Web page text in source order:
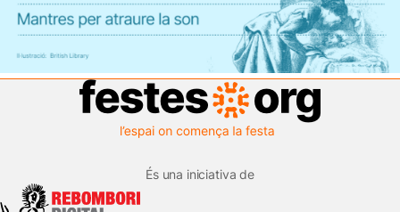
És una iniciativa de